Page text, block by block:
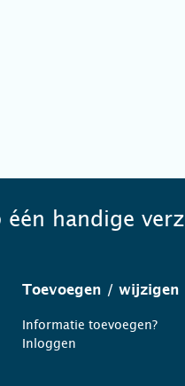
handige
Toevoegen / wijzigen
Informatie toevoegen?
Inloggen